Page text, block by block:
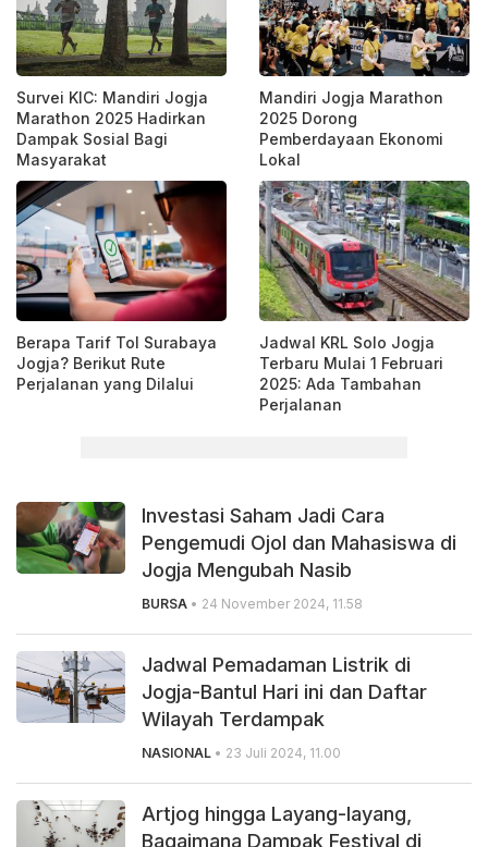
Survei KIC: Mandiri Jogja
Marathon 2025 Hadirkan
Dampak Sosial Bagi
Masyarakat
Mandiri Jogja Marathon
2025 Dorong
Pemberdayaan Ekonomi
Lokal
Berapa Tarif Tol Surabaya
Jogja? Berikut Rute
Perjalanan yang Dilalui
Jadwal KRL Solo Jogja
Terbaru Mulai 1 Februari
2025: Ada Tambahan
Perjalanan
Investasi Saham Jadi Cara
Pengemudi Ojol dan Mahasiswa di
Jogja Mengubah Nasib
BURSA • 24 November 2024, 11.58
Jadwal Pemadaman Listrik di
Jogja-Bantul Hari ini dan Daftar
Wilayah Terdampak
NASIONAL • 23 Juli 2024, 11.00
Artjog hingga Layang-layang,
Bagaimana Dampak Festival di